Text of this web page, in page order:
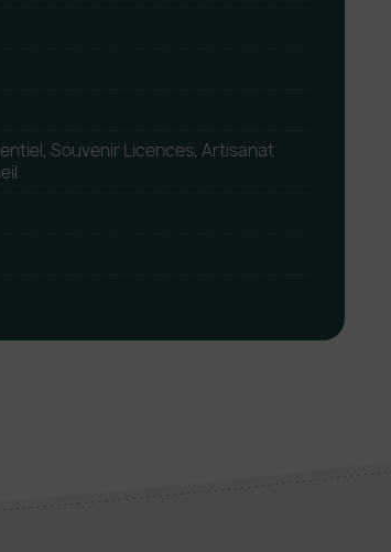
Souvenir Licences, Artisanat